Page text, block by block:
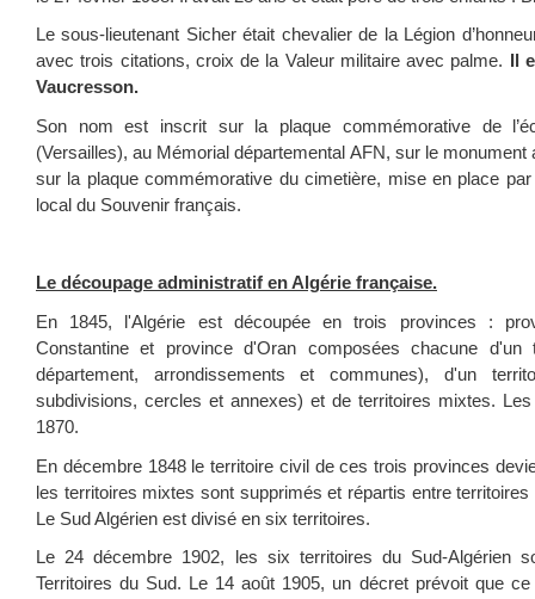
Le sous-lieutenant Sicher était chevalier de la Légion
avec trois citations, croix de la Valeur militaire avec palme.
Il
Vaucresson.
Son nom est inscrit sur la plaque commémorative de
(Versailles), au Mémorial départemental AFN, sur le
sur la plaque commémorative du cimetière, mise en place
local du Souvenir français.
Le découpage administratif en Algérie française.
En 1845, l'Algérie est découpée en trois provinces :
Constantine et province d'Oran composées chacune d'un
département, arrondissements et communes), d'un
subdivisions, cercles et annexes) et de territoires mixtes.
1870.
En décembre 1848 le territoire civil de ces trois provinces
les territoires mixtes sont supprimés et répartis entre
Le Sud Algérien est divisé en six territoires.
Le 24 décembre 1902, les six territoires du Sud-Algérien
Territoires du Sud. Le 14 août 1905, un décret prévoit que